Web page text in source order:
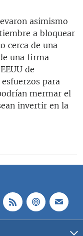
asimismo
a bloquear
cerca de una
una firma
de
para
mermar el
invertir en la